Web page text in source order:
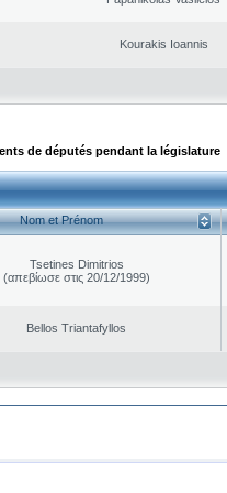
Kourakis Ioannis
de députés pendant la législature
Nom et Prénom
Tsetines Dimitrios
(απεβίωσε στις 20/12/1999)
Bellos Triantafyllos